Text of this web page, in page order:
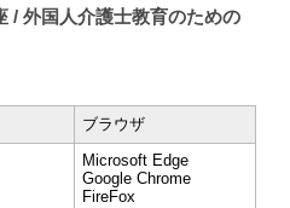
/ 外国人介護士教育のための
ブラウザ
Microsoft Edge
Google Chrome
FireFox